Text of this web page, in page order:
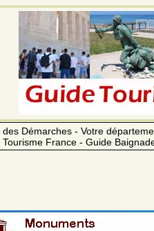
des Démarches - Votre
Tourisme France - Guide